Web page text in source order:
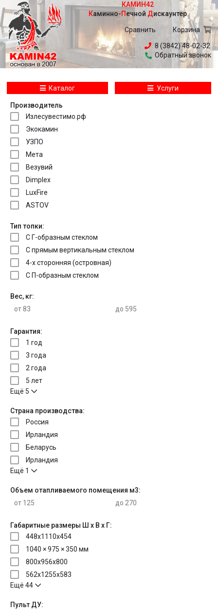
КАМИН42
Каминно- Печной Дискаунтер
Сравнить Корзина
8 (3842) 48-02-32
Обратный звонок
Каталог Услуги
Производитель
Излесувестимо.рф
Экокамин
УЗПО
Мета
Везувий
Dimplex
LuxFire
ASTOV
Тип топки:
С Г-образным стеклом
С прямым вертикальным стеклом
4-х сторонняя (островная)
С П-образным стеклом
Вес, кг:
Гарантия:
1 год
3 года
2 года
5 лет
Ещё 5
Страна производства:
Россия
Ирландия
Беларусь
Ирландия
Ещё 1
Объем отапливаемого помещения м3:
Габаритные размеры Ш х В х Г:
448х1110х454
1040 × 975 × 350 мм
800х956х800
562х1255х583
Ещё 44
Пульт ДУ: